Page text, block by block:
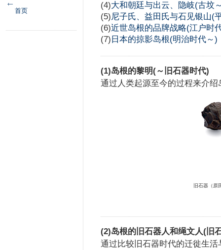
首页
(4)大和朝廷与出云、隐岐(古坟
(5)尼子氏、益田氏与石见银山(
(6)近世岛根的品牌战略(江户时
(7) 日本的掠影岛根(明治时代～)
(1)岛根的黎明(～旧石器时代)
通过人类起源至今的过程来介
旧石器（原
(2)岛根的旧石器人和绳文人(旧
通过比较旧石器时代的迁徙生